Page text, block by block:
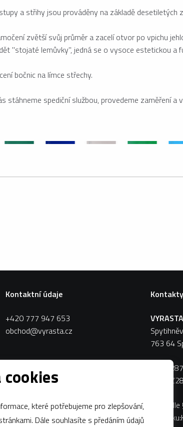
a střihy jsou prováděny na základě
zvětší svůj průměr a zacelí otvor po vpichu
"stojaté lemůvky", jedná se o vysoce estetickou a
bočnic na límce střechy.
spediční službou, provedeme zaměření a
Kontaktní údaje
+420 777 947 653
obchod@vyrasta.cz
Kontakty
763 64
Zápis
které potřebujeme pro zlepšování,
údajů